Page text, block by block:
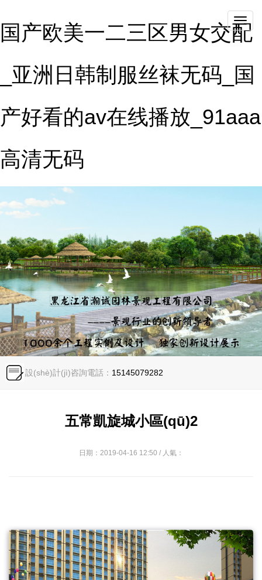
国产欧美一二三区男女交配
_亚洲日韩制服丝袜无码_国
产好看的av在线播放_91aaa
高清无码
qieh
設(shè)計(jì)咨詢電話： 15145079282
五常凱旋城小區(qū)2
日期：2019-04-16 12:50 / 人氣：